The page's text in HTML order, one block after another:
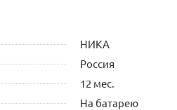
НИКА
Россия
12 мес.
На батарею